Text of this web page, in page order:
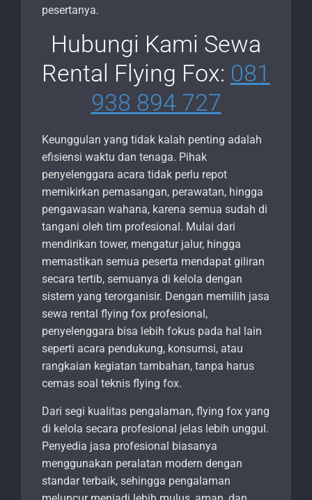
pesertanya.
Hubungi Kami Sewa
Rental Flying Fox: 081
938 894 727
Keunggulan yang tidak kalah penting adalah
efisiensi waktu dan tenaga. Pihak
penyelenggara acara tidak perlu repot
memikirkan pemasangan, perawatan, hingga
pengawasan wahana, karena semua sudah di
tangani oleh tim profesional. Mulai dari
mendirikan tower, mengatur jalur, hingga
memastikan semua peserta mendapat giliran
secara tertib, semuanya di kelola dengan
sistem yang terorganisir. Dengan memilih jasa
sewa rental flying fox profesional,
penyelenggara bisa lebih fokus pada hal lain
seperti acara pendukung, konsumsi, atau
rangkaian kegiatan tambahan, tanpa harus
cemas soal teknis flying fox.
Dari segi kualitas pengalaman, flying fox yang
di kelola secara profesional jelas lebih unggul.
Penyedia jasa profesional biasanya
menggunakan peralatan modern dengan
standar terbaik, sehingga pengalaman